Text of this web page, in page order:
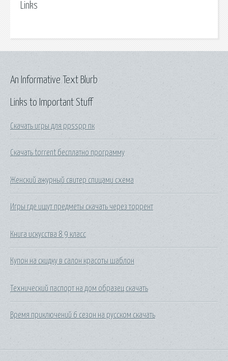
Links
Links to Important Stuff
Скачать игры для ppsspp пк
Скачать torrent бесплатно программу
Женский ажурный свитер спицами схема
Игры где ищут предметы скачать через торрент
Книга искусства 8 9 класс
Купон на скидку в салон красоты шаблон
Технический паспорт на дом образец скачать
Время приключений 6 сезон на русском скачать
An Informative Text Blurb